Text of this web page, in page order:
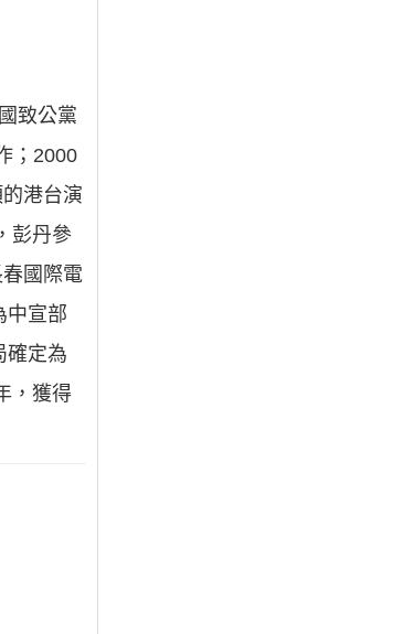
致公黨
；2000
港台演
彭丹參
國際電
中宣部
確定為
，獲得